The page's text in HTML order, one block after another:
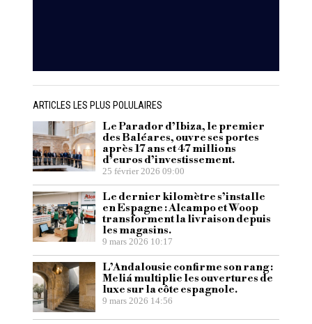
ARTICLES LES PLUS POLULAIRES
Le Parador d’Ibiza, le premier
des Baléares, ouvre ses portes
après 17 ans et 47 millions
d’euros d’investissement.
25 février 2026 09:00
Le dernier kilomètre s’installe
en Espagne : Alcampo et Woop
transforment la livraison depuis
les magasins.
9 mars 2026 10:17
L’Andalousie confirme son rang :
Meliá multiplie les ouvertures de
luxe sur la côte espagnole.
9 mars 2026 14:56